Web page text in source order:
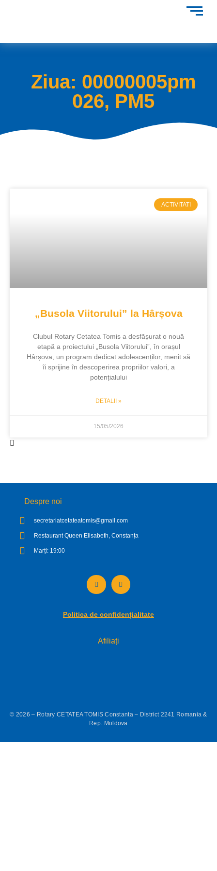
Ziua: 00000005pm
026, PM5
ACTIVITATI
„Busola Viitorului” la Hârșova
Clubul Rotary Cetatea Tomis a desfășurat o nouă
etapă a proiectului „Busola Viitorului”, în orașul
Hârșova, un program dedicat adolescenților, menit să
îi sprijine în descoperirea propriilor valori, a
potențialului
DETALII »
15/05/2026
Despre noi
secretariatcetateatomis@gmail.com
Restaurant Queen Elisabeth, Constanța
Marți: 19:00
Politica de confidențialitate
Afiliați
© 2026 – Rotary CETATEA TOMIS Constanta – District 2241 Romania &
Rep. Moldova